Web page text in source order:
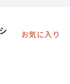
お気に入り